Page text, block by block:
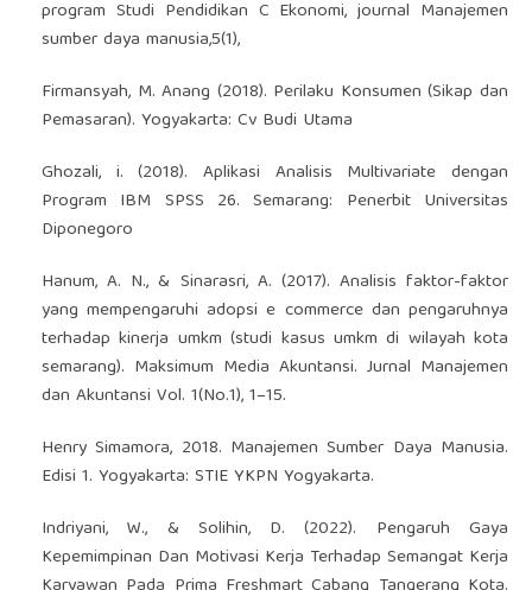
program Studi Pendidikan C Ekonomi, journal Manajemen
sumber daya manusia,5(1),
Firmansyah, M. Anang (2018). Perilaku Konsumen (Sikap dan
Pemasaran). Yogyakarta: Cv Budi Utama
Ghozali, i. (2018). Aplikasi Analisis Multivariate dengan
Program IBM SPSS 26. Semarang: Penerbit Universitas
Diponegoro
Hanum, A. N., & Sinarasri, A. (2017). Analisis faktor-faktor
yang mempengaruhi adopsi e commerce dan pengaruhnya
terhadap kinerja umkm (studi kasus umkm di wilayah kota
semarang). Maksimum Media Akuntansi. Jurnal Manajemen
dan Akuntansi Vol. 1(No.1), 1–15.
Henry Simamora, 2018. Manajemen Sumber Daya Manusia.
Edisi 1. Yogyakarta: STIE YKPN Yogyakarta.
Indriyani, W., & Solihin, D. (2022). Pengaruh Gaya
Kepemimpinan Dan Motivasi Kerja Terhadap Semangat Kerja